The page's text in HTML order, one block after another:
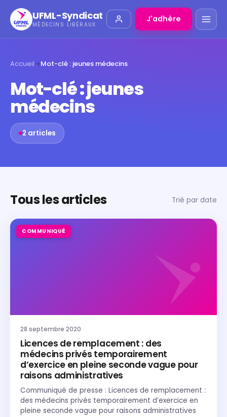
UFML-Syndicat
MÉDECINS LIBÉRAUX
J'adhère
Accueil→Mot-clé : jeunes médecins
Mot-clé : jeunes
médecins
2 articles
Tous les articles Trié par date
COMMUNIQUÉ
28 septembre 2020
Licences de remplacement : des
médecins privés temporairement
d’exercice en pleine seconde vague pour
raisons administratives
Communiqué de presse : Licences de remplacement :
des médecins privés temporairement d’exercice en
pleine seconde vague pour raisons administratives